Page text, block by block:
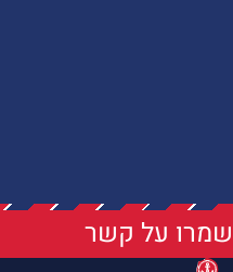
שמרו על קשר